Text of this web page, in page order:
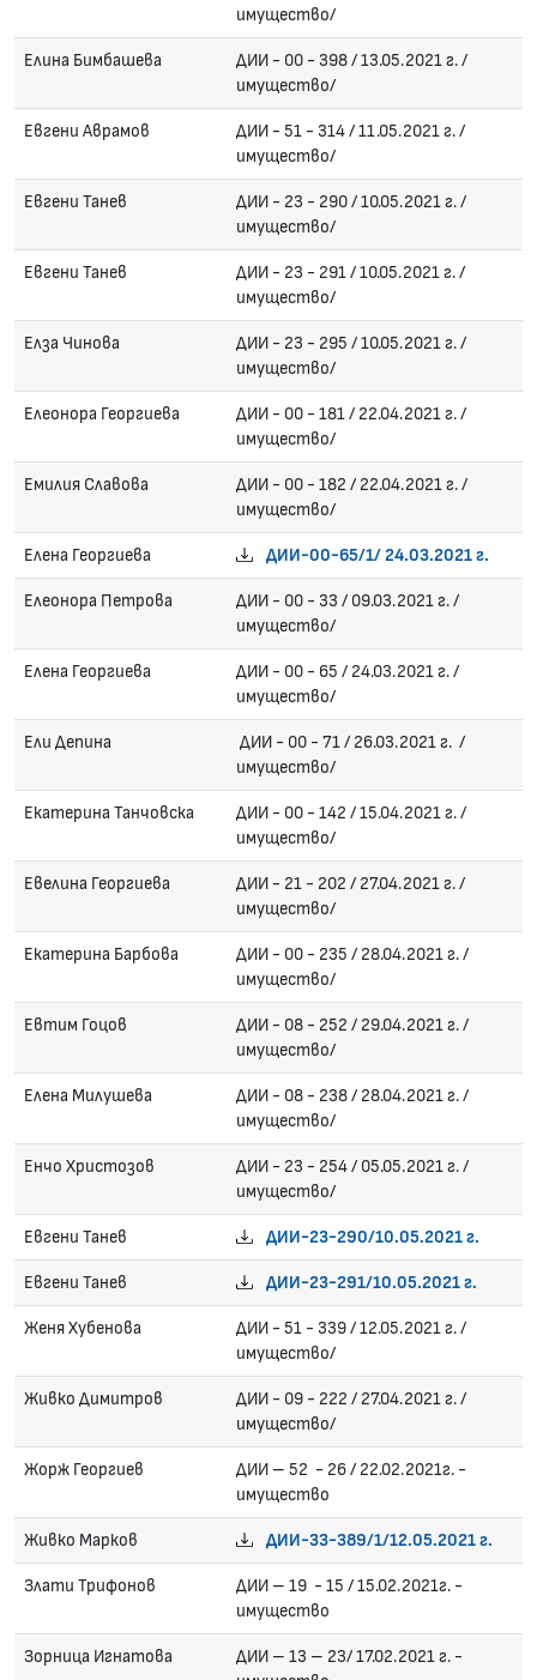
имущество/
Елина Бимбашева
ДИИ - 00 - 398 / 13.05.2021 г. /
имущество/
Евгени Аврамов
ДИИ - 51 - 314 / 11.05.2021 г. /
имущество/
Евгени Танев
ДИИ - 23 - 290 / 10.05.2021 г. /
имущество/
Евгени Танев
ДИИ - 23 - 291 / 10.05.2021 г. /
имущество/
Елза Чинова
ДИИ - 23 - 295 / 10.05.2021 г. /
имущество/
Елеонора Георгиева
ДИИ - 00 - 181 / 22.04.2021 г. /
имущество/
Емилия Славова
ДИИ - 00 - 182 / 22.04.2021 г. /
имущество/
Елена Георгиева ДИИ-00-65/1/ 24.03.2021 г.
Елеонора Петрова
ДИИ - 00 - 33 / 09.03.2021 г. /
имущество/
Елена Георгиева
ДИИ - 00 - 65 / 24.03.2021 г. /
имущество/
Ели Депина
ДИИ - 00 - 71 / 26.03.2021 г. /
имущество/
Екатерина Танчовска
ДИИ - 00 - 142 / 15.04.2021 г. /
имущество/
Евелина Георгиева
ДИИ - 21 - 202 / 27.04.2021 г. /
имущество/
Екатерина Барбова
ДИИ - 00 - 235 / 28.04.2021 г. /
имущество/
Евтим Гоцов
ДИИ - 08 - 252 / 29.04.2021 г. /
имущество/
Елена Милушева
ДИИ - 08 - 238 / 28.04.2021 г. /
имущество/
Енчо Христозов
ДИИ - 23 - 254 / 05.05.2021 г. /
имущество/
Евгени Танев ДИИ-23-290/10.05.2021 г.
Евгени Танев ДИИ-23-291/10.05.2021 г.
Женя Хубенова
ДИИ - 51 - 339 / 12.05.2021 г. /
имущество/
Живко Димитров
ДИИ - 09 - 222 / 27.04.2021 г. /
имущество/
Жорж Георгиев
ДИИ – 52 - 26 / 22.02.2021г. -
имущество
Живко Марков ДИИ-33-389/1/12.05.2021 г.
Злати Трифонов
ДИИ – 19 - 15 / 15.02.2021г. -
имущество
Зорница Игнатова
ДИИ – 13 – 23/ 17.02.2021 г. -